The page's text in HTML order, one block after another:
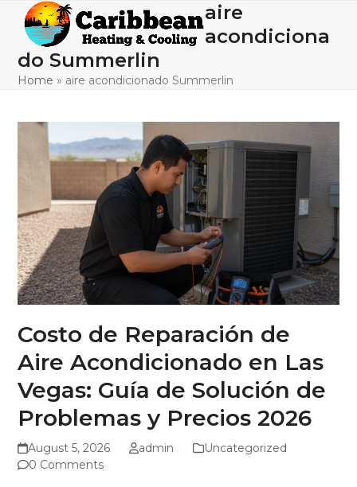
content
Open
mobile
menu
Close
mobile
menu
aire
acondiciona
do Summerlin
Home » aire acondicionado Summerlin
Costo de Reparación de
Aire Acondicionado en Las
Vegas: Guía de Solución de
Problemas y Precios 2026
August 5, 2026 admin
Uncategorized
0 Comments